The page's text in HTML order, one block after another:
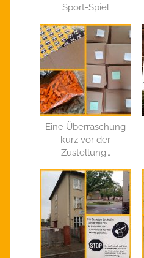
Sport-Spiel
Eine Überraschung
kurz vor der
Zustellung…